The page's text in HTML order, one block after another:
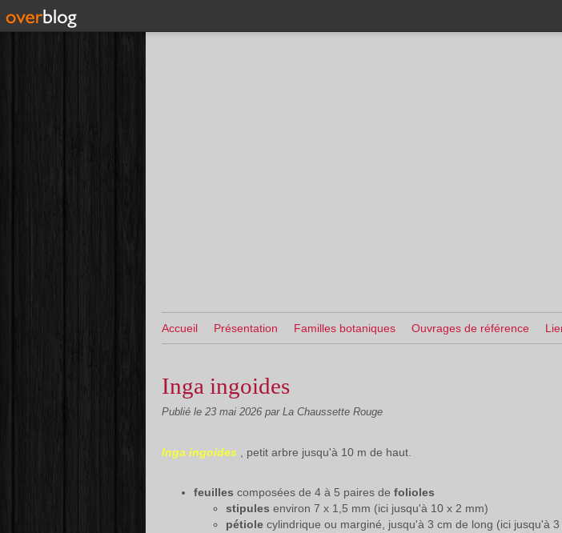
Accueil Présentation Familles botaniques Ouvrages de référence
Inga ingoides
Publié le 23 mai 2026 par La Chaussette Rouge
Inga ingoides , petit arbre jusqu'à 10 m de haut.
feuilles composées de 4 à 5 paires de folioles
stipules environ 7 x 1,5 mm (ici jusqu'à 10 x 2 mm)
pétiole cylindrique ou marginé, jusqu'à 3 cm de long (ici jusqu'à 3